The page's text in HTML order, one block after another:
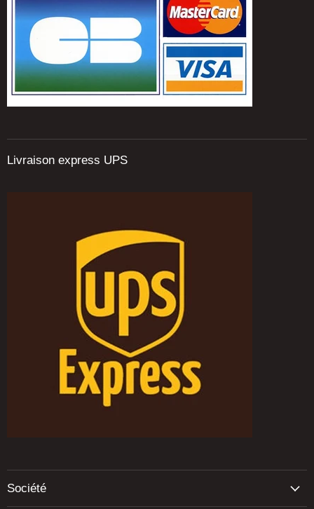
Livraison express UPS
Société